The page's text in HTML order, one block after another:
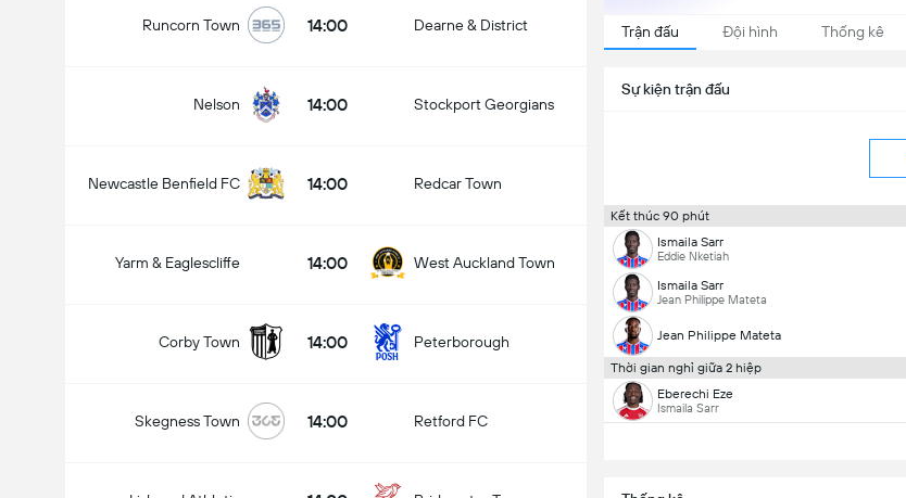
Runcorn Town 14:00 Dearne & District
Nelson 14:00 Stockport Georgians
Newcastle Benfield FC 14:00 Redcar Town
Yarm & Eaglescliffe 14:00 West Auckland Town
Corby Town 14:00 Peterborough
Skegness Town 14:00 Retford FC
Trận đấu Đội hình Thống kê
Sự kiện trận đấu
Kết thúc 90 phút
Ismaila Sarr
Eddie Nketiah
Ismaila Sarr
Jean Philippe Mateta
Jean Philippe Mateta
Thời gian nghỉ giữa 2 hiệp
Eberechi Eze
Ismaila Sarr